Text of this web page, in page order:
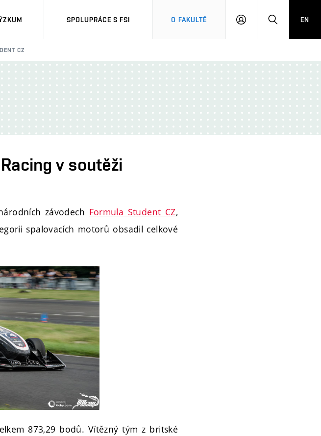
SPOLUPRÁCE S FSI O FAKULTĚ
PŘIHLÁŠENÍHLEDAT
EN
CZ
v soutěži
závodech Formula Student CZ,
spalovacích motorů obsadil celkové
873,29 bodů. Vítězný tým z britské